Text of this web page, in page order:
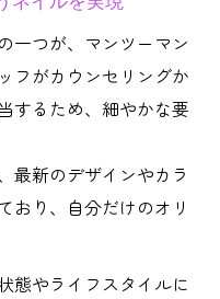
一つが、マンツーマン
フがカウンセリングか
するため、細やかな要
最新のデザインやカラ
おり、自分だけのオリ
態やライフスタイルに